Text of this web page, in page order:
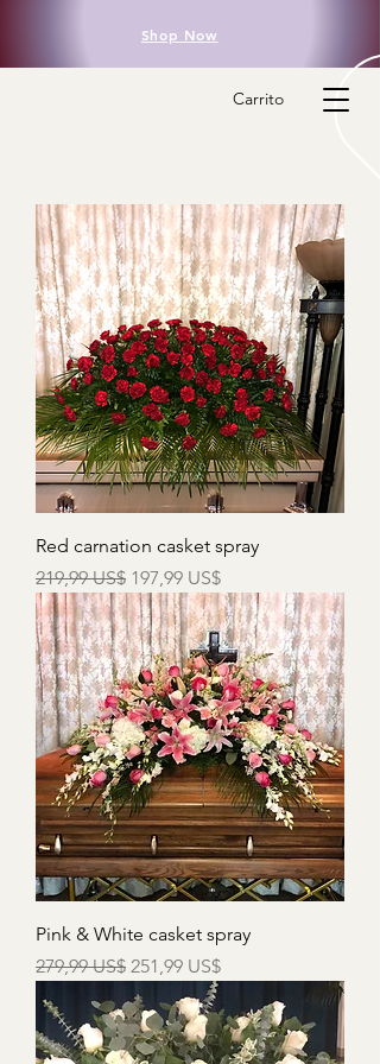
Shop Now
Carrito
Red carnation casket spray
Precio
219,99 US$ Precio de oferta
197,99 US$
Pink & White casket spray
Precio
279,99 US$ Precio de oferta
251,99 US$